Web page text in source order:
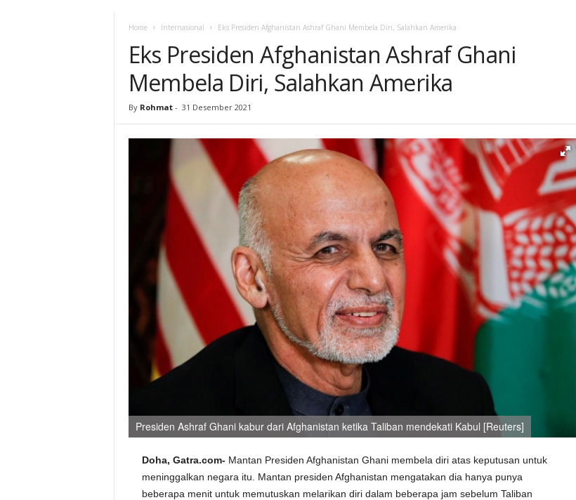
Home Internasional Eks Presiden Afghanistan Ashraf Ghani Membela Diri, Salahkan Amerika
Eks Presiden Afghanistan Ashraf Ghani
Membela Diri, Salahkan Amerika
By Rohmat - 31 Desember 2021
Presiden Ashraf Ghani kabur dari Afghanistan ketika Taliban mendekati Kabul [Reuters]
Doha, Gatra.com- Mantan Presiden Afghanistan Ghani membela diri atas keputusan untuk
meninggalkan negara itu. Mantan presiden Afghanistan mengatakan dia hanya punya
beberapa menit untuk memutuskan melarikan diri dalam beberapa jam sebelum Taliban